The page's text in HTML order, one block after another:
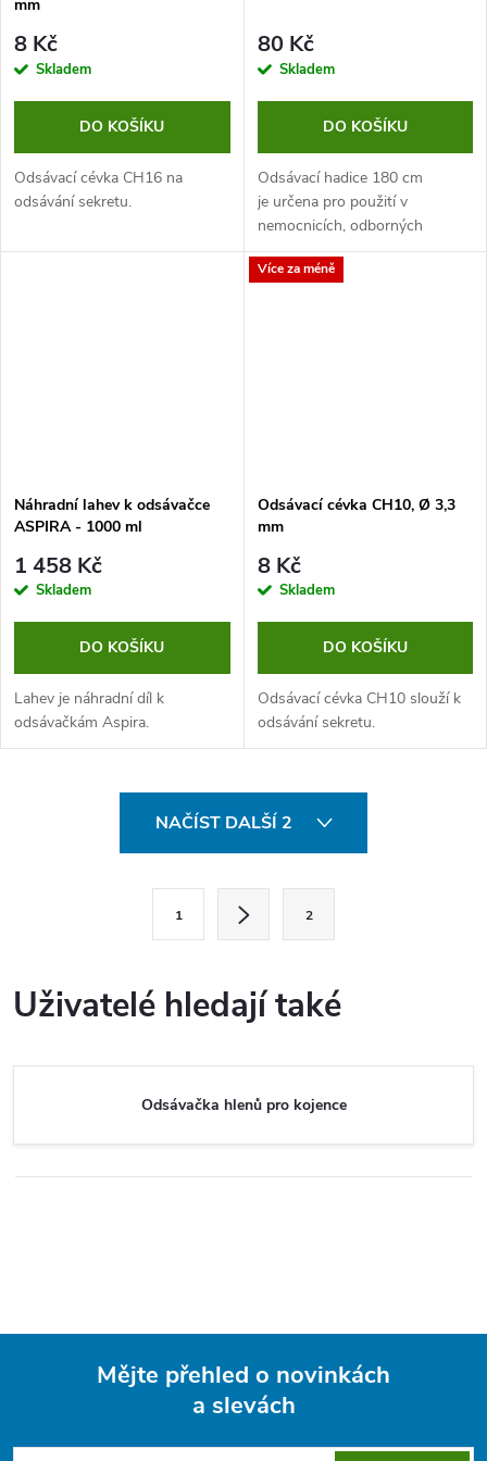
mm
8 Kč
Skladem
DO KOŠÍKU
Odsávací cévka CH16 na
odsávání sekretu.
80 Kč
Skladem
DO KOŠÍKU
Odsávací hadice 180 cm
je určena pro použití v
nemocnicích, odborných
pracovištích i při domácí péči.
Toto příslušenství pro
Náhradní lahev k odsávačce
ASPIRA - 1000 ml
1 458 Kč
Skladem
DO KOŠÍKU
Lahev je náhradní díl k
odsávačkám Aspira.
Více za méně
Odsávací cévka CH10, Ø 3,3
mm
8 Kč
Skladem
DO KOŠÍKU
Odsávací cévka CH10 slouží k
odsávání sekretu.
d
a
c
y
NAČÍST DALŠÍ 2
á
n
á
n
1 2
Uživatelé hledají také
Odsávačka hlenů pro kojence
Mějte přehled o novinkách
a slevách